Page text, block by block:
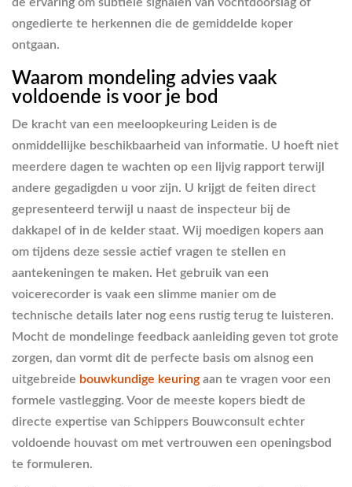
ongedierte te herkennen die de gemiddelde koper
ontgaan.
Waarom mondeling advies vaak
voldoende is voor je bod
De kracht van een meeloopkeuring Leiden is de
onmiddellijke beschikbaarheid van informatie. U hoeft niet
meerdere dagen te wachten op een lijvig rapport terwijl
andere gegadigden u voor zijn. U krijgt de feiten direct
gepresenteerd terwijl u naast de inspecteur bij de
dakkapel of in de kelder staat. Wij moedigen kopers aan
om tijdens deze sessie actief vragen te stellen en
aantekeningen te maken. Het gebruik van een
voicerecorder is vaak een slimme manier om de
technische details later nog eens rustig terug te luisteren.
Mocht de mondelinge feedback aanleiding geven tot grote
zorgen, dan vormt dit de perfecte basis om alsnog een
uitgebreide bouwkundige keuring aan te vragen voor een
formele vastlegging. Voor de meeste kopers biedt de
directe expertise van Schippers Bouwconsult echter
voldoende houvast om met vertrouwen een openingsbod
te formuleren.